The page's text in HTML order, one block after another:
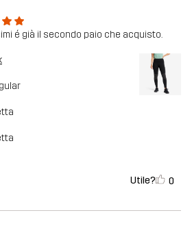
é già il secondo paio che acquisto.
Utile? 0